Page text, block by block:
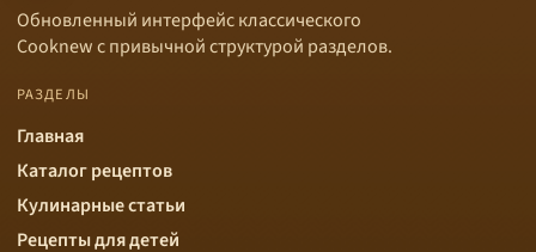
Обновленный интерфейс классического
Cooknew с привычной структурой разделов.
РАЗДЕЛЫ
Главная
Каталог рецептов
Кулинарные статьи
Рецепты для детей